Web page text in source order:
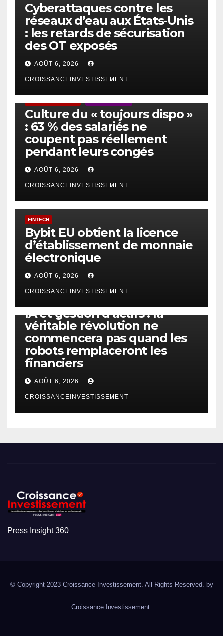
Cyberattaques contre les
réseaux d’eau aux États-Unis
: les retards de sécurisation
des OT exposés
AOÛT 6, 2026
CROISSANCEINVESTISSEMENT
Culture du « toujours dispo »
: 63 % des salariés ne
coupent pas réellement
pendant leurs congés
AOÛT 6, 2026
CROISSANCEINVESTISSEMENT
FINTECH
Bybit EU obtient la licence
d’établissement de monnaie
électronique
AOÛT 6, 2026
CROISSANCEINVESTISSEMENT
IA et gestion d’actifs : la
véritable révolution ne
commencera pas quand les
robots remplaceront les
financiers
AOÛT 6, 2026
CROISSANCEINVESTISSEMENT
Press Insight 360
© Copyright 2023 Croissance Investissement. All Rights Reserved. by
Croissance Investissement.